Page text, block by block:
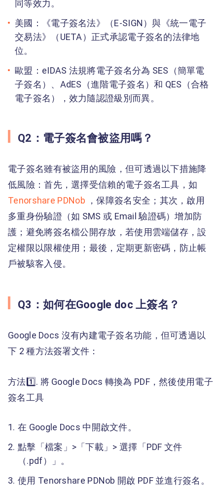
同等效力。
美國：《電子簽名法》（E-SIGN）與《統一電子
交易法》（UETA）正式承認電子簽名的法律地
位。
歐盟：eIDAS 法規將電子簽名分為 SES（簡單電
子簽名）、AdES（進階電子簽名）和 QES（合格
電子簽名），效力隨認證級別而異。
Q2：電子簽名會被盜用嗎？
電子簽名雖有被盜用的風險，但可透過以下措施降
低風險：首先，選擇受信賴的電子簽名工具，如
Tenorshare PDNob
，保障簽名安全；其次，啟用
多重身份驗證（如 SMS 或 Email 驗證碼）增加防
護；避免將簽名檔公開存放，若使用雲端儲存，設
定權限以限權使用；最後，定期更新密碼，防止帳
戶被駭客入侵。
Q3：如何在Google doc 上簽名？
Google Docs 沒有內建電子簽名功能，但可透過以
下 2 種方法簽署文件：
方法1️⃣. 將 Google Docs 轉換為 PDF，然後使用電子
簽名工具
在 Google Docs 中開啟文件。
點擊「檔案」>「下載」> 選擇「PDF 文件
（.pdf）」。
使用 Tenorshare PDNob 開啟 PDF 並進行簽名。